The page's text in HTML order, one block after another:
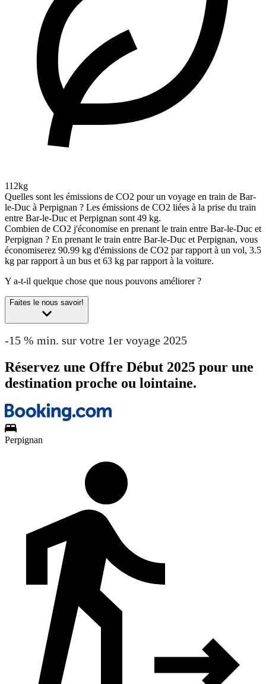
112kg
Quelles sont les émissions de CO2 pour un voyage en train de Bar-
le-Duc à Perpignan ? Les émissions de CO2 liées à la prise du train
entre Bar-le-Duc et Perpignan sont 49 kg.
Combien de CO2 j'économise en prenant le train entre Bar-le-Duc et
Perpignan ? En prenant le train entre Bar-le-Duc et Perpignan, vous
économiserez 90.99 kg d'émissions de CO2 par rapport à un vol, 3.5
kg par rapport à un bus et 63 kg par rapport à la voiture.
Y a-t-il quelque chose que nous pouvons améliorer ?
Faites le nous savoir!
-15 % min. sur votre 1er voyage 2025
Réservez une Offre Début 2025 pour une
destination proche ou lointaine.
Perpignan